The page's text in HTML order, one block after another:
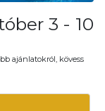
3 - 10
ajánlatokról, kövess